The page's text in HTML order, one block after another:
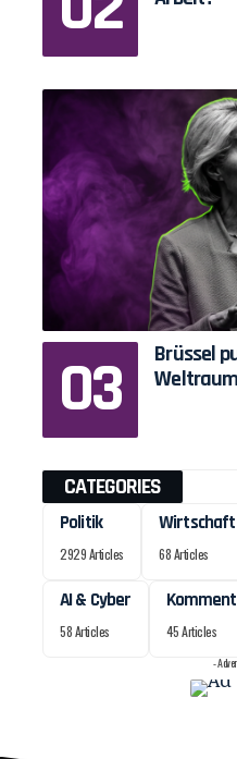
Brüssel
CATEGORIES
Politik
2929 Articles
Wirtschaft
68 Articles
AI & Cyber
58 Articles 45 Articles
-